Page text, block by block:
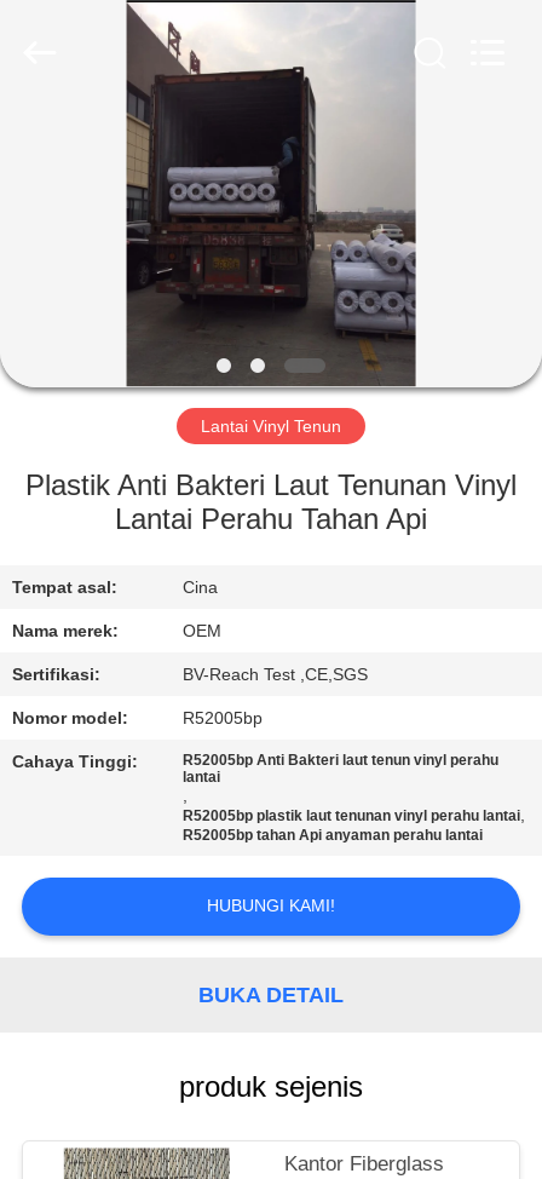
RUMAH
PRODUK
TENTANG
TUR
KONTROL
HUBUNGI
KAMI
PERMINTAAN
PENAWARAN
PRIVACY
Lantai Vinyl Tenun
Plastik Anti Bakteri Laut Tenunan Vinyl
Lantai Perahu Tahan Api
Tempat asal: Cina
Nama merek: OEM
Sertifikasi: BV-Reach Test ,CE,SGS
Nomor model: R52005bp
Cahaya Tinggi:
R52005bp Anti Bakteri laut tenun vinyl perahu
lantai
,
R52005bp plastik laut tenunan vinyl perahu lantai,
R52005bp tahan Api anyaman perahu lantai
HUBUNGI KAMI!
BUKA DETAIL
produk sejenis
Kantor Fiberglass